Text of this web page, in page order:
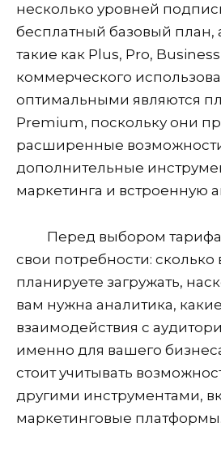
несколько уровней
бесплатный базовый план,
такие как Plus, Pro,
коммерческого
оптимальными являются
Premium, поскольку они
расширенные
дополнительные
маркетинга и встроенную
Перед выбором
свои потребности: сколько
планируете загружать,
вам нужна аналитика,
взаимодействия с
именно для вашего
стоит учитывать
другими инструментами,
маркетинговые платформы.